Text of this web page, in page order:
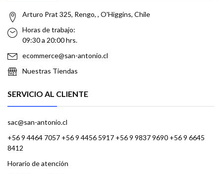
Arturo Prat 325, Rengo, , O'Higgins, Chile
Horas de trabajo:
09:30 a 20:00 hrs.
ecommerce@san-antonio.cl
Nuestras Tiendas
SERVICIO AL CLIENTE
sac@san-antonio.cl
+56 9 4464 7057 +56 9 4456 5917 +56 9 9837 9690 +56 9 6645
8412
Horario de atención